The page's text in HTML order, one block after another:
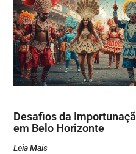
Desafios da
em Belo Horizonte
Leia Mais